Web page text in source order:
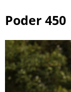
Poder 450